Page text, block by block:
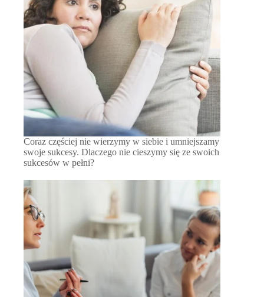
Coraz częściej nie wierzymy w siebie i umniejszamy
swoje sukcesy. Dlaczego nie cieszymy się ze swoich
sukcesów w pełni?